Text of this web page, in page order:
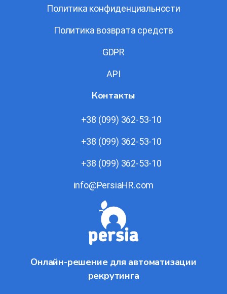
Онлайн-решение для автоматизации
рекрутинга
Политика конфиденциальности
Политика возврата средств
GDPR
API
Контакты
+38 (099) 362-53-10
+38 (099) 362-53-10
+38 (099) 362-53-10
info@PersiaHR.com